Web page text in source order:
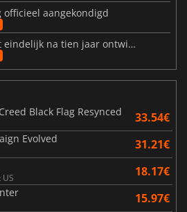
officieel aangekondigd
Vahrin's Call verschijnt eindelijk na tien jaar ontwikkeling
Black Flag Resynced
33.54€
Evolved 31.21€
18.17€
15.97€